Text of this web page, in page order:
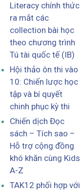
Literacy chính thức
ra mắt các
collection bài học
theo chương trình
Tú tài quốc tế (IB)
Hội thảo ôn thi vào
10: Chiến lược học
tập và bí quyết
chinh phục kỳ thi
Chiến dịch Đọc
sách – Tích sao –
Hỗ trợ cộng đồng
khó khăn cùng Kids
A-Z
TAK12 phối hợp với